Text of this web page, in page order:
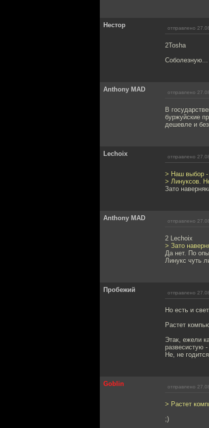
Нестор отправлено
2Tosha
Anthony MAD отправлено
В
буржуйские
дешевле и
Lechoix отправлено
> Наш выбор -
> Линуксов.
Зато
Anthony MAD отправлено
2 Lechoix
> Зато
Да нет. По
Линукс чуть
Пробежий отправлено
Но есть и
Растет
Этак, ежели
развесистую
Не, не
Goblin отправлено
> Растет
;)